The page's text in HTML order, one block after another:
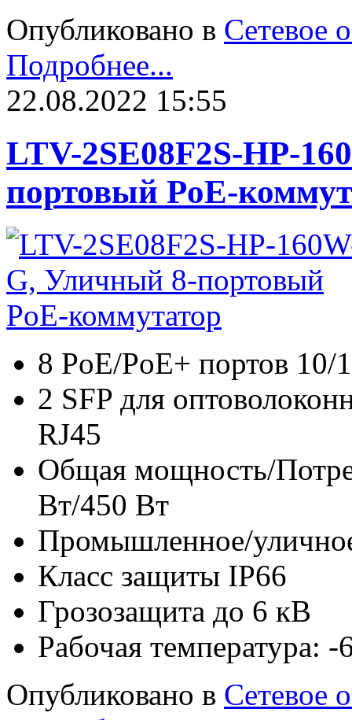
Опубликовано в Сетевое
Подробнее...
22.08.2022 15:55
LTV-2SE08F2S-HP-
портовый PoE-
8 PoE/PoE+ портов
2 SFP для
RJ45
Общая мощность/
Вт/450 Вт
Промышленное/
Класс защиты IP66
Грозозащита до 6 кВ
Рабочая температура:
Опубликовано в Сетевое